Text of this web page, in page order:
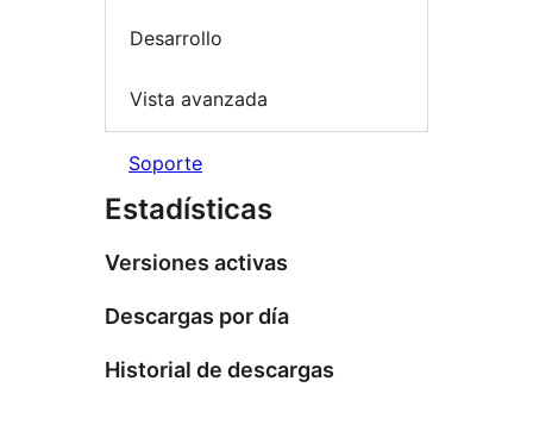
Desarrollo
Vista avanzada
Soporte
Estadísticas
Versiones activas
Descargas por día
Historial de descargas